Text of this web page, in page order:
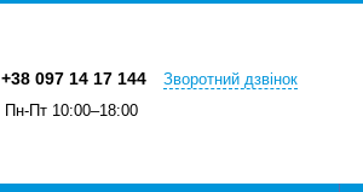
+38 097 14 17 144
Зворотний дзвінок
Пн-Пт 10:00–18:00